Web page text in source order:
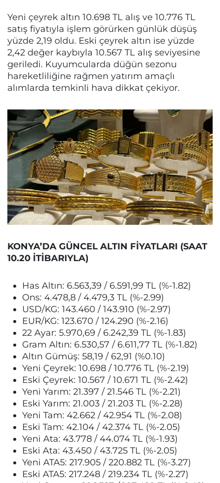
Yeni çeyrek altın 10.698 TL alış ve 10.776 TL
satış fiyatıyla işlem görürken günlük düşüş
yüzde 2,19 oldu. Eski çeyrek altın ise yüzde
2,42 değer kaybıyla 10.567 TL alış seviyesine
geriledi. Kuyumcularda düğün sezonu
hareketliliğine rağmen yatırım amaçlı
alımlarda temkinli hava dikkat çekiyor.
KONYA’DA GÜNCEL ALTIN FİYATLARI (SAAT
10.20 İTİBARIYLA)
Has Altın: 6.563,39 / 6.591,99 TL (%-1.82)
Ons: 4.478,8 / 4.479,3 TL (%-2.99)
USD/KG: 143.460 / 143.910 (%-2.97)
EUR/KG: 123.670 / 124.290 (%-2.16)
22 Ayar: 5.970,69 / 6.242,39 TL (%-1.83)
Gram Altın: 6.530,57 / 6.611,77 TL (%-1.82)
Altın Gümüş: 58,19 / 62,91 (%0.10)
Yeni Çeyrek: 10.698 / 10.776 TL (%-2.19)
Eski Çeyrek: 10.567 / 10.671 TL (%-2.42)
Yeni Yarım: 21.397 / 21.546 TL (%-2.21)
Eski Yarım: 21.003 / 21.203 TL (%-2.28)
Yeni Tam: 42.662 / 42.954 TL (%-2.08)
Eski Tam: 42.104 / 42.374 TL (%-2.05)
Yeni Ata: 43.778 / 44.074 TL (%-1.93)
Eski Ata: 43.450 / 43.725 TL (%-2.05)
Yeni ATA5: 217.905 / 220.882 TL (%-3.27)
Eski ATA5: 217.248 / 219.234 TL (%-2.27)